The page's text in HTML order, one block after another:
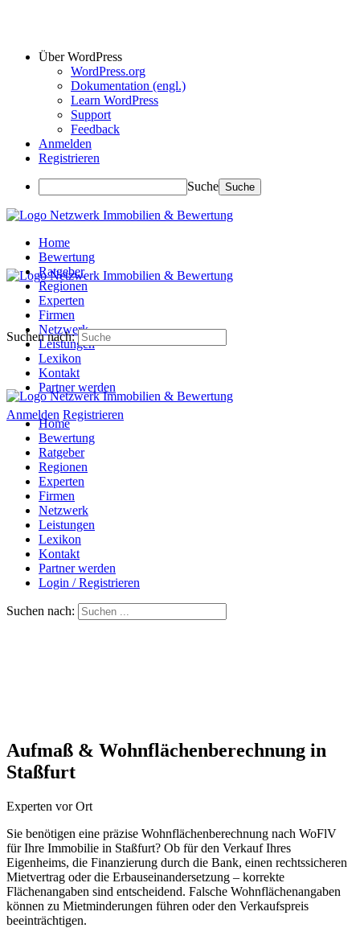
Über WordPress
WordPress.org
Dokumentation (engl.)
Learn WordPress
Support
Feedback
Anmelden
Registrieren
Suche
Home
Bewertung
Ratgeber
Regionen
Experten
Firmen
Netzwerk
Leistungen
Lexikon
Kontakt
Partner werden
Anmelden Registrieren
Suchen nach:
Home
Bewertung
Ratgeber
Regionen
Experten
Firmen
Netzwerk
Leistungen
Lexikon
Kontakt
Partner werden
Login / Registrieren
Suchen nach:
Aufmaß & Wohnflächenberechnung in
Staßfurt
Experten vor Ort
Sie benötigen eine präzise Wohnflächenberechnung nach WoFlV
für Ihre Immobilie in Staßfurt? Ob für den Verkauf Ihres
Eigenheims, die Finanzierung durch die Bank, einen rechtssicheren
Mietvertrag oder die Erbauseinandersetzung – korrekte
Flächenangaben sind entscheidend. Falsche Wohnflächenangaben
können zu Mietminderungen führen oder den Verkaufspreis
beeinträchtigen.